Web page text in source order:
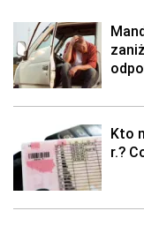
Kto
r.?